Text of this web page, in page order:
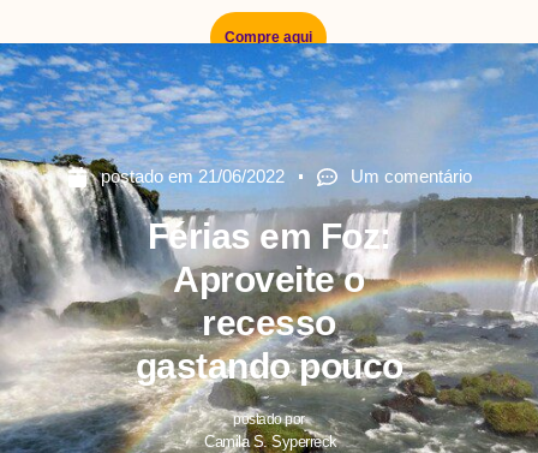
Compre aqui
postado em 21/06/2022 Um comentário
Férias em Foz:
Aproveite o
recesso
gastando pouco
postado por
Camila S. Syperreck